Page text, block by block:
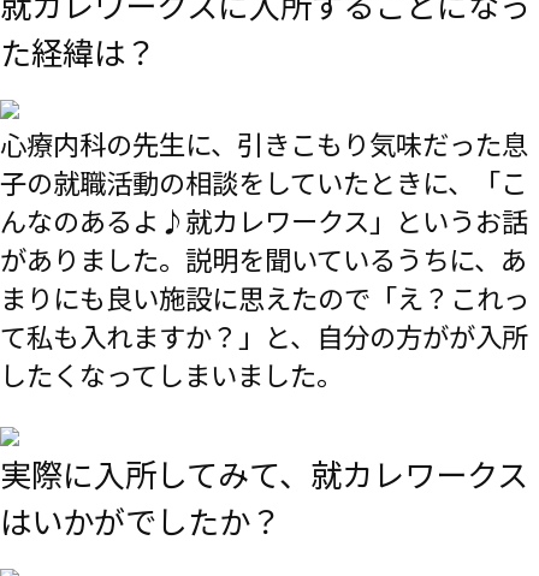
た経緯は？
心療内科の先生に、引きこもり気味だった息
子の就職活動の相談をしていたときに、「こ
んなのあるよ♪就カレワークス」というお話
がありました。説明を聞いているうちに、あ
まりにも良い施設に思えたので「え？これっ
て私も入れますか？」と、自分の方がが入所
したくなってしまいました。
実際に入所してみて、就カレワークス
はいかがでしたか？